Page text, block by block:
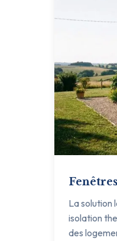
La solution
isolation
des